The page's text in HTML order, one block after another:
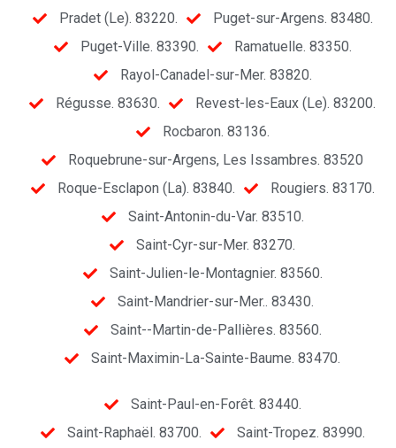
Pradet (Le). 83220.
Puget-sur-Argens. 83480.
Puget-Ville. 83390.
Ramatuelle. 83350.
Rayol-Canadel-sur-Mer. 83820.
Régusse. 83630.
Revest-les-Eaux (Le). 83200.
Rocbaron. 83136.
Roquebrune-sur-Argens, Les Issambres. 83520
Roque-Esclapon (La). 83840.
Rougiers. 83170.
Saint-Antonin-du-Var. 83510.
Saint-Cyr-sur-Mer. 83270.
Saint-Julien-le-Montagnier. 83560.
Saint-Mandrier-sur-Mer.. 83430.
Saint--Martin-de-Pallières. 83560.
Saint-Maximin-La-Sainte-Baume. 83470.
Saint-Paul-en-Forêt. 83440.
Saint-Raphaël. 83700.
Saint-Tropez. 83990.